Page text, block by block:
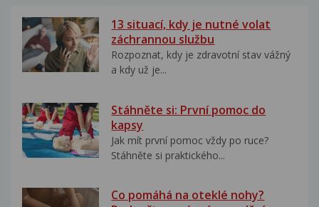
13 situací, kdy je nutné volat
záchrannou službu
Rozpoznat, kdy je zdravotní stav vážný
a kdy už je...
Stáhněte si: První pomoc do
kapsy
Jak mít první pomoc vždy po ruce?
Stáhněte si praktického...
Co pomáhá na oteklé nohy?